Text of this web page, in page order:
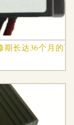
长达36个月的